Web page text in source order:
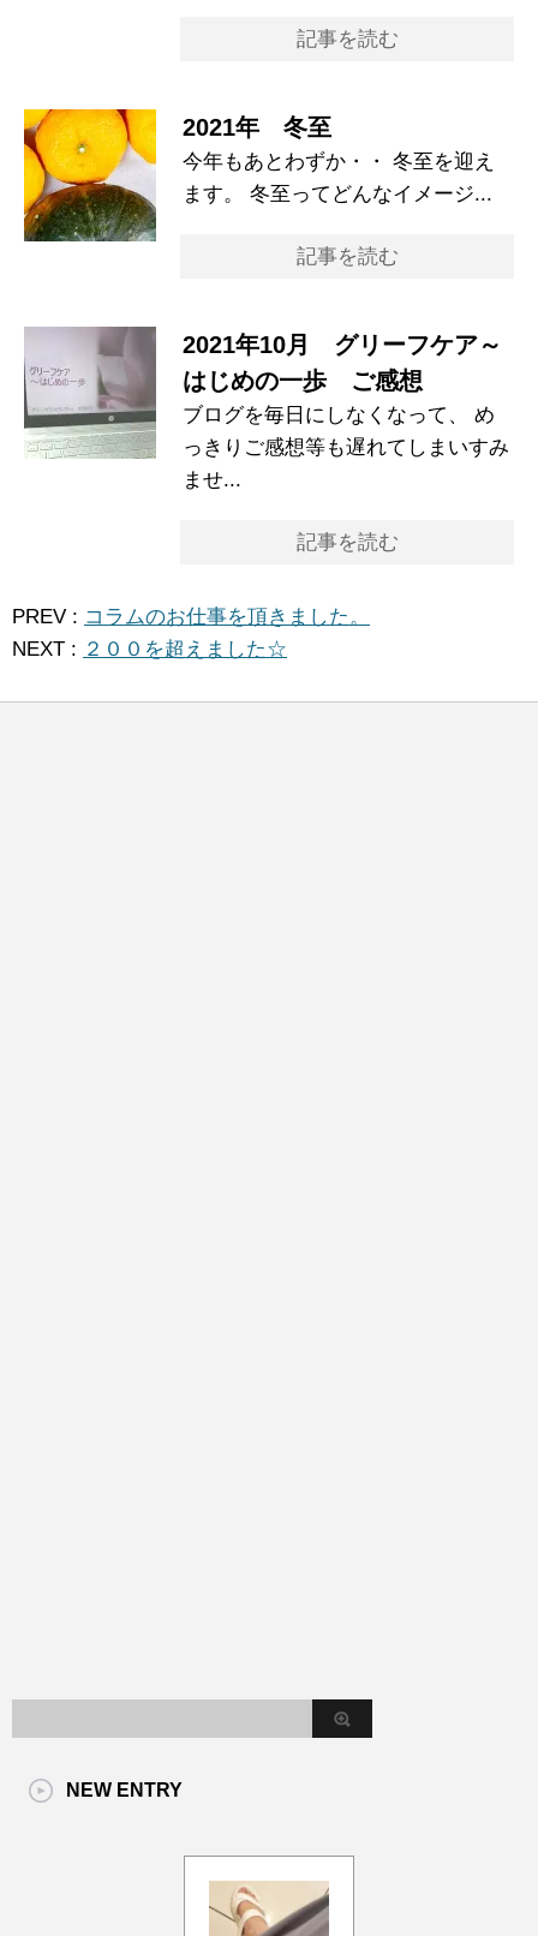
記事を読む
2021年 冬至
今年もあとわずか・・ 冬至を迎え
ます。 冬至ってどんなイメージ...
記事を読む
2021年10月 グリーフケア～
はじめの一歩 ご感想
ブログを毎日にしなくなって、 め
っきりご感想等も遅れてしまいすみ
ませ...
記事を読む
PREV : コラムのお仕事を頂きました。
NEXT : ２００を超えました☆
NEW ENTRY